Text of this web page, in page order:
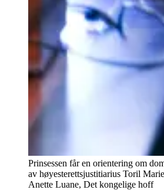
Prinsessen får en orientering om
av høyesterettsjustitiarius Toril
Anette Luane, Det kongelige hoff